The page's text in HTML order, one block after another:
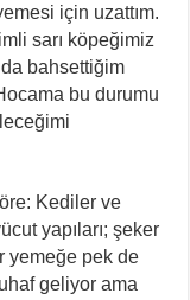
için uzattım.
sarı köpeğimiz
bahsettiğim
bu durumu
Kediler ve
yapıları; şeker
yemeğe pek de
geliyor ama